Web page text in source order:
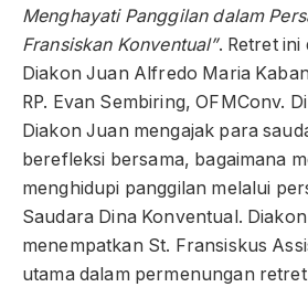
Menghayati Panggilan dalam
Fransiskan Konventual”. Retret ini
Diakon Juan Alfredo Maria
RP. Evan Sembiring, OFMConv.
Diakon Juan mengajak para
berefleksi bersama, bagaimana
menghidupi panggilan melalui
Saudara Dina Konventual.
menempatkan St. Fransiskus
utama dalam permenungan